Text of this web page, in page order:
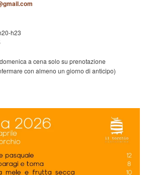
h23
a cena solo su prenotazione
con almeno un giorno di anticipo)